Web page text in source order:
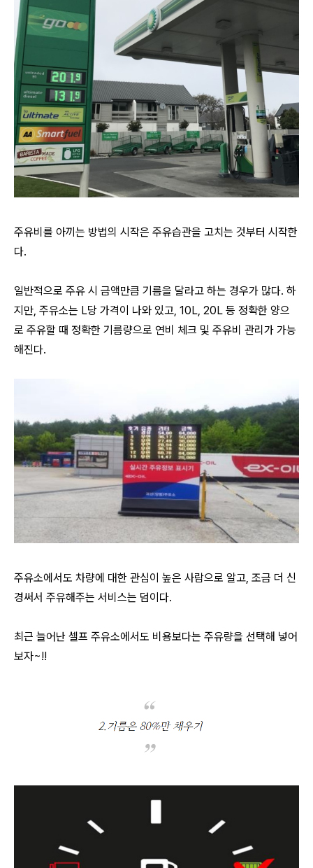
주유비를 아끼는 방법의 시작은 주유습관을 고치는 것부터 시작한
다.
일반적으로 주유 시 금액만큼 기름을 달라고 하는 경우가 많다. 하
지만, 주유소는 L당 가격이 나와 있고, 10L, 20L 등 정확한 양으
로 주유할 때 정확한 기름량으로 연비 체크 및 주유비 관리가 가능
해진다.
주유소에서도 차량에 대한 관심이 높은 사람으로 알고, 조금 더 신
경써서 주유해주는 서비스는 덤이다.
최근 늘어난 셀프 주유소에서도 비용보다는 주유량을 선택해 넣어
보자~!!